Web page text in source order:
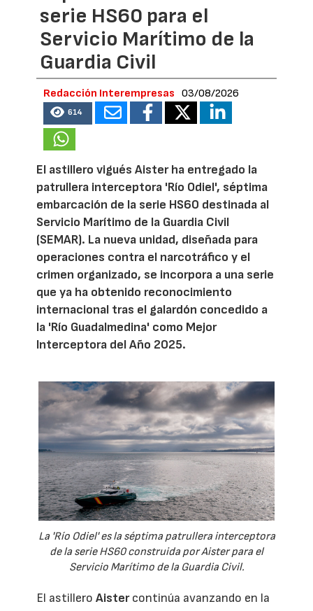
serie HS60 para el
Servicio Marítimo de la
Guardia Civil
Redacción Interempresas 03/08/2026
614
El astillero vigués Aister ha entregado la
patrullera interceptora 'Río Odiel', séptima
embarcación de la serie HS60 destinada al
Servicio Marítimo de la Guardia Civil
(SEMAR). La nueva unidad, diseñada para
operaciones contra el narcotráfico y el
crimen organizado, se incorpora a una serie
que ya ha obtenido reconocimiento
internacional tras el galardón concedido a
la 'Río Guadalmedina' como Mejor
Interceptora del Año 2025.
La 'Río Odiel' es la séptima patrullera interceptora
de la serie HS60 construida por Aister para el
Servicio Marítimo de la Guardia Civil.
El astilleroAistercontinúa avanzando en la